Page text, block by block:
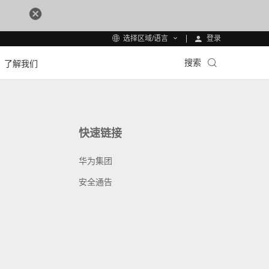
选择区域/语言 登录
了解我们 搜索
快速链接
华为集团
安全通告